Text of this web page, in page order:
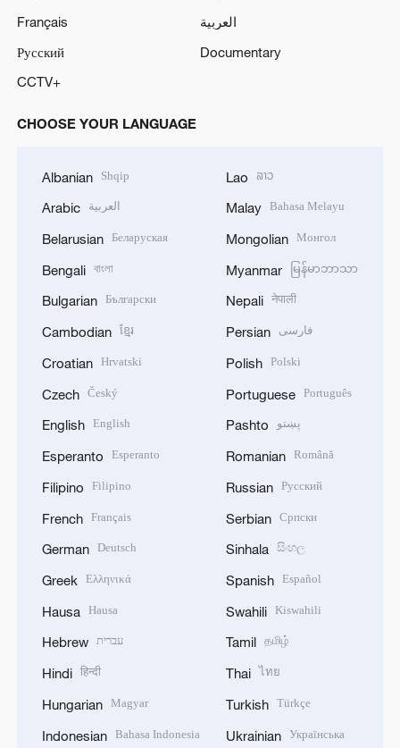
Français
العربية
Русский
Documentary
CCTV+
CHOOSE YOUR LANGUAGE
Albanian Shqip
Arabic العربية
Belarusian Беларуская
Bengali বাংলা
Bulgarian Български
Cambodian ខ្មែរ
Croatian Hrvatski
Czech Český
English English
Esperanto Esperanto
Filipino Filipino
French Français
German Deutsch
Greek Ελληνικά
Hausa Hausa
Hebrew עברית
Hindi हिन्दी
Hungarian Magyar
Indonesian Bahasa Indonesia
Lao ລາວ
Malay Bahasa Melayu
Mongolian Монгол
Myanmar မြန်မာဘာသာ
Nepali नेपाली
Persian فارسی
Polish Polski
Portuguese Português
Pashto پښتو
Romanian Română
Russian Русский
Serbian Српски
Sinhala සිංහල
Spanish Español
Swahili Kiswahili
Tamil தமிழ்
Thai ไทย
Turkish Türkçe
Ukrainian Українська